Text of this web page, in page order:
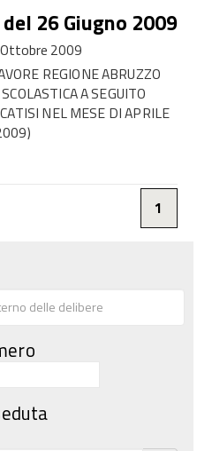
del 26 Giugno 2009
Ottobre 2009
REGIONE ABRUZZO
A SEGUITO
NEL MESE DI APRILE
1